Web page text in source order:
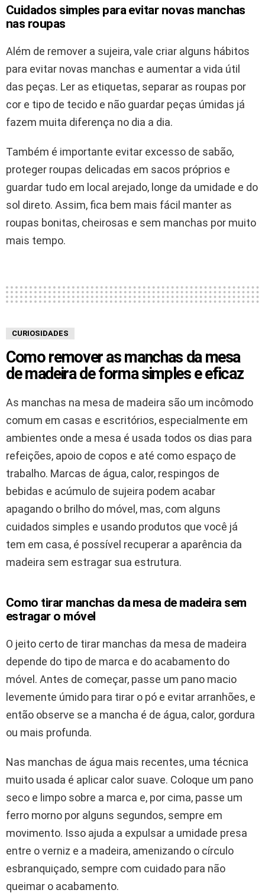
Cuidados simples para evitar novas manchas
nas roupas
Além de remover a sujeira, vale criar alguns hábitos
para evitar novas manchas e aumentar a vida útil
das peças. Ler as etiquetas, separar as roupas por
cor e tipo de tecido e não guardar peças úmidas já
fazem muita diferença no dia a dia.
Também é importante evitar excesso de sabão,
proteger roupas delicadas em sacos próprios e
guardar tudo em local arejado, longe da umidade e do
sol direto. Assim, fica bem mais fácil manter as
roupas bonitas, cheirosas e sem manchas por muito
mais tempo.
CURIOSIDADES
Como remover as manchas da mesa
de madeira de forma simples e eficaz
As manchas na mesa de madeira são um incômodo
comum em casas e escritórios, especialmente em
ambientes onde a mesa é usada todos os dias para
refeições, apoio de copos e até como espaço de
trabalho. Marcas de água, calor, respingos de
bebidas e acúmulo de sujeira podem acabar
apagando o brilho do móvel, mas, com alguns
cuidados simples e usando produtos que você já
tem em casa, é possível recuperar a aparência da
madeira sem estragar sua estrutura.
Como tirar manchas da mesa de madeira sem
estragar o móvel
O jeito certo de tirar manchas da mesa de madeira
depende do tipo de marca e do acabamento do
móvel. Antes de começar, passe um pano macio
levemente úmido para tirar o pó e evitar arranhões, e
então observe se a mancha é de água, calor, gordura
ou mais profunda.
Nas manchas de água mais recentes, uma técnica
muito usada é aplicar calor suave. Coloque um pano
seco e limpo sobre a marca e, por cima, passe um
ferro morno por alguns segundos, sempre em
movimento. Isso ajuda a expulsar a umidade presa
entre o verniz e a madeira, amenizando o círculo
esbranquiçado, sempre com cuidado para não
queimar o acabamento.